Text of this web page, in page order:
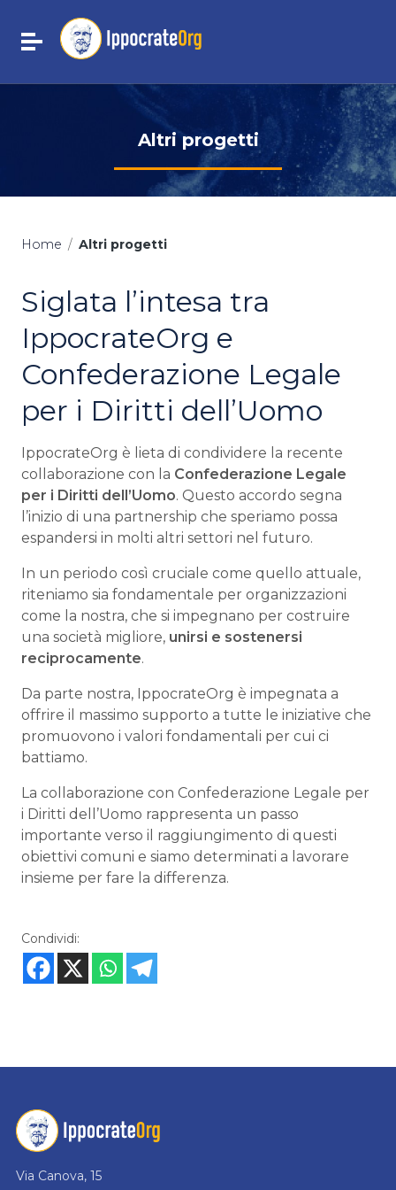
Vai al menu di navigazione
Vai al footer
Attiva / disattiva la navigazione
Altri progetti
Home / Altri progetti
Siglata l’intesa tra
IppocrateOrg e
Confederazione Legale
per i Diritti dell’Uomo
IppocrateOrg è lieta di condividere la recente
collaborazione con la Confederazione Legale
per i Diritti dell’Uomo. Questo accordo segna
l’inizio di una partnership che speriamo possa
espandersi in molti altri settori nel futuro.
In un periodo così cruciale come quello attuale,
riteniamo sia fondamentale per organizzazioni
come la nostra, che si impegnano per costruire
una società migliore, unirsi e sostenersi
reciprocamente.
Da parte nostra, IppocrateOrg è impegnata a
offrire il massimo supporto a tutte le iniziative che
promuovono i valori fondamentali per cui ci
battiamo.
La collaborazione con Confederazione Legale per
i Diritti dell’Uomo rappresenta un passo
importante verso il raggiungimento di questi
obiettivi comuni e siamo determinati a lavorare
insieme per fare la differenza.
Condividi:
Via Canova, 15